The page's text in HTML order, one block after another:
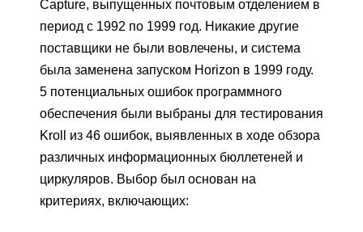
Capture, выпущенных почтовым отделением в
период с 1992 по 1999 год. Никакие другие
поставщики не были вовлечены, и система
была заменена запуском Horizon в 1999 году.
5 потенциальных ошибок программного
обеспечения были выбраны для тестирования
Kroll из 46 ошибок, выявленных в ходе обзора
различных информационных бюллетеней и
циркуляров. Выбор был основан на
критериях, включающих: